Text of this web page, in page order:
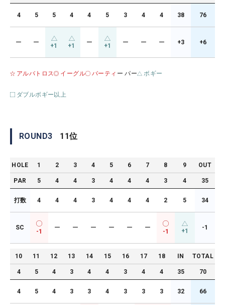
4 5 5 4 4 5 3 4 4 38 76
ー ー +1 +1 ー +1 ー ー ー +3 +6
アルバトロス イーグル バーティ ー パー ボギー
ダブルボギー以上
ROUND3 11位
HOLE 1 2 3 4 5 6 7 8 9 OUT
PAR 5 4 4 3 4 4 4 3 4 35
打数 4 4 4 3 4 4 4 2 5 34
SC
-1
ー ー ー ー ー ー
-1 +1 -1
10 11 12 13 14 15 16 17 18 IN TOTAL
4 5 4 3 4 4 3 4 4 35 70
4 5 4 3 3 4 3 3 3 32 66